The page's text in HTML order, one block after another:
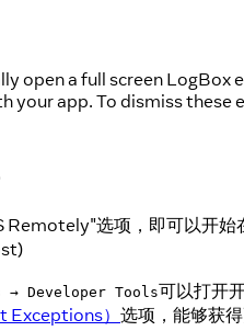
open a full screen
your app. To dismiss
Remotely"选项，即可以开
→ Developer Tools可以打开
Exceptions） 选项，能够获